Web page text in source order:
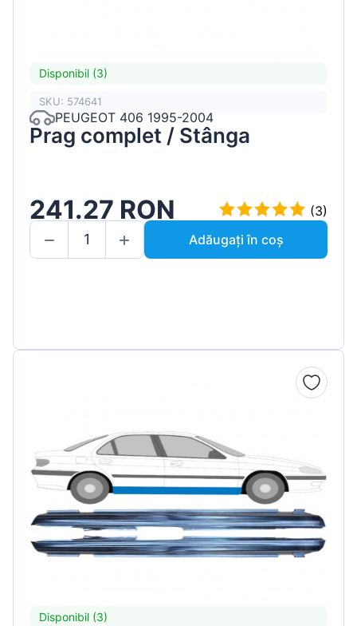
Disponibil (3)
SKU: 574641
PEUGEOT 406 1995-2004
Prag complet / Stânga
241.27 RON
(3)
Adăugați în coș
Disponibil (3)